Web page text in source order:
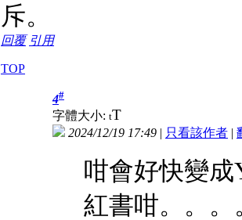
斥。
回覆 引用
TOP
4#
字體大小: tT
2024/12/19 17:49 | 只看該作者 |
咁會好快變成
紅書咁。。